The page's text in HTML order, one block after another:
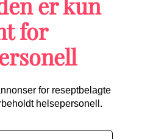
for
for reseptbelagte
helsepersonell.